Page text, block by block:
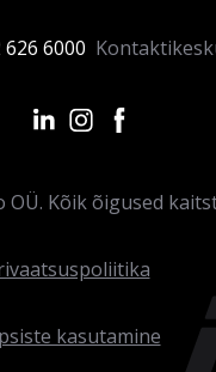
626 6000
OÜ. Kõik õigused
kasutamine